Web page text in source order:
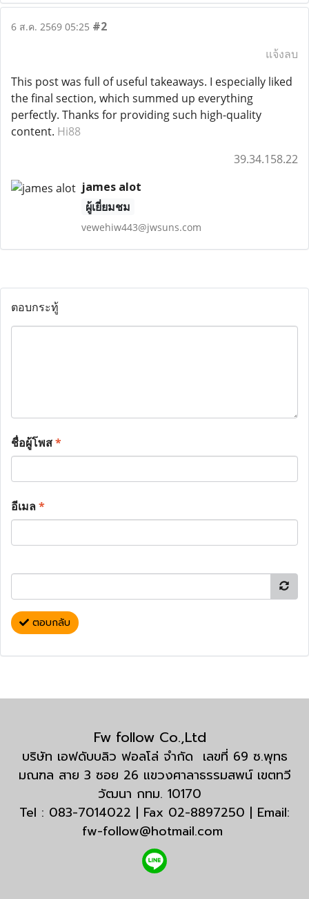
6 ส.ค. 2569 05:25 #2
แจ้งลบ
This post was full of useful takeaways. I especially liked
the final section, which summed up everything
perfectly. Thanks for providing such high-quality
content. Hi88
39.34.158.22
james alot
ผู้เยี่ยมชม
vewehiw443@jwsuns.com
ตอบกระทู้
ชื่อผู้โพส*
อีเมล*
ตอบกลับ
Fw follow Co.,Ltd
บริษัท เอฟดับบลิว ฟอลโล่ จำกัด เลขที่ 69 ซ.พุทธ
มณฑล สาย 3 ซอย 26 แขวงศาลาธรรมสพน์ เขตทวี
วัฒนา กทม. 10170
Tel : 083-7014022 | Fax 02-8897250 | Email:
fw-follow@hotmail.com